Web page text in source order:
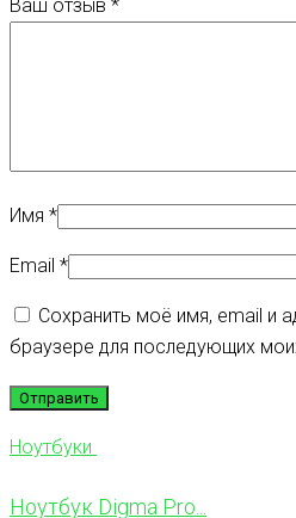
Ваш отзыв *
Имя *
Email *
Сохранить моё имя, email и
браузере для последующих
Ноутбуки
Ноутбук Digma Pro...